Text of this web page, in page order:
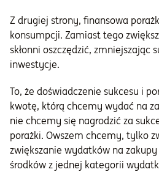
Z drugiej strony, finansowa
konsumpcji. Zamiast tego
skłonni oszczędzić, zmniejszając
inwestycje.
To, że doświadczenie sukcesu i
kwotę, którą chcemy wydać na
nie chcemy się nagrodzić za
porażki. Owszem chcemy, tylko
zwiększanie wydatków na
środków z jednej kategorii